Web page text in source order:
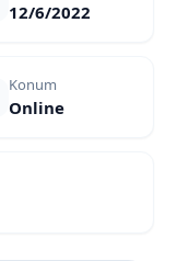
12/6/2022
Konum
Online